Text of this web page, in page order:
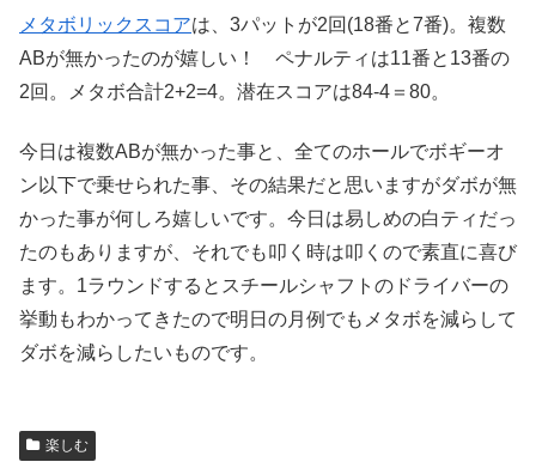
メタボリックスコアは、3パットが2回(18番と7番)。複数
ABが無かったのが嬉しい！ ペナルティは11番と13番の
2回。メタボ合計2+2=4。潜在スコアは84-4＝80。
今日は複数ABが無かった事と、全てのホールでボギーオ
ン以下で乗せられた事、その結果だと思いますがダボが無
かった事が何しろ嬉しいです。今日は易しめの白ティだっ
たのもありますが、それでも叩く時は叩くので素直に喜び
ます。1ラウンドするとスチールシャフトのドライバーの
挙動もわかってきたので明日の月例でもメタボを減らして
ダボを減らしたいものです。
楽しむ